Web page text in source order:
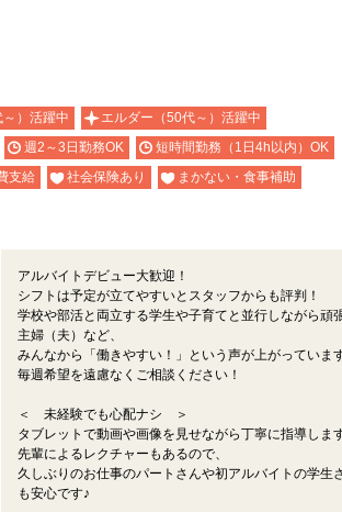
～）活躍中
エルダー（50代～）活躍中
週2～3日勤務OK
短時間勤務（1日4h以内）OK
支給 社会保険あり
まかない・食事補助
アルバイトデビュー大歓迎！
シフトは予定が立てやすいとスタッフからも評判！
学校や部活と両立する学生や子育てと並行しながら頑
主婦（夫）など、
みんなから「働きやすい！」という声が上がっていま
毎週希望を遠慮なくご相談ください！
＜ 未経験でも心配ナシ ＞
タブレットで動画や画像を見せながら丁寧に指導しま
先輩によるレクチャーもあるので、
久しぶりのお仕事のパートさんや初アルバイトの学生
も安心です♪